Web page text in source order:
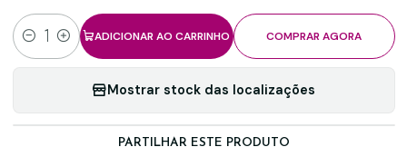
Quantidade
ADICIONAR AO CARRINHO COMPRAR AGORA
Mostrar stock das localizações
PARTILHAR ESTE PRODUTO